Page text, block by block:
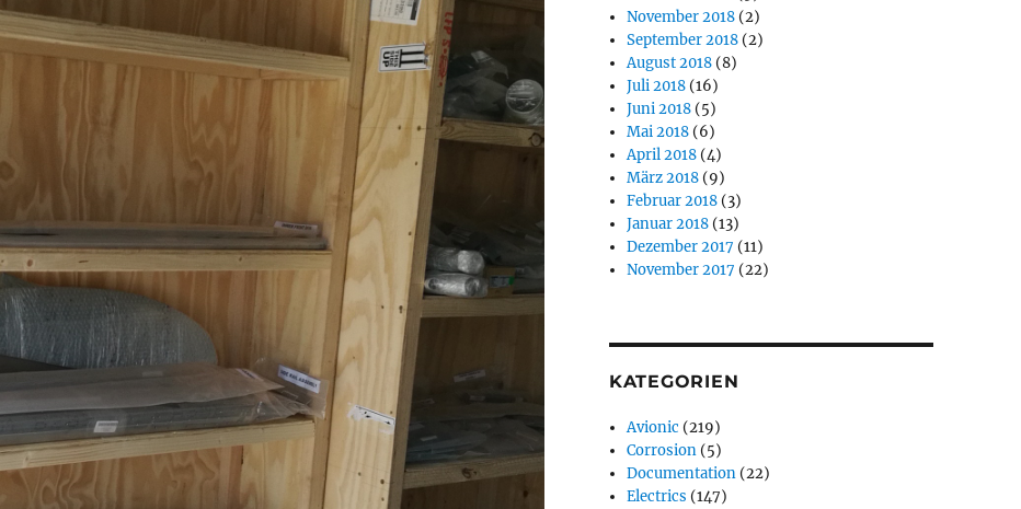
November 2018 (2)
September 2018 (2)
August 2018 (8)
Juli 2018 (16)
Juni 2018 (5)
Mai 2018 (6)
April 2018 (4)
März 2018 (9)
Februar 2018 (3)
Januar 2018 (13)
Dezember 2017 (11)
November 2017 (22)
KATEGORIEN
Avionic (219)
Corrosion (5)
Documentation (22)
Electrics (147)